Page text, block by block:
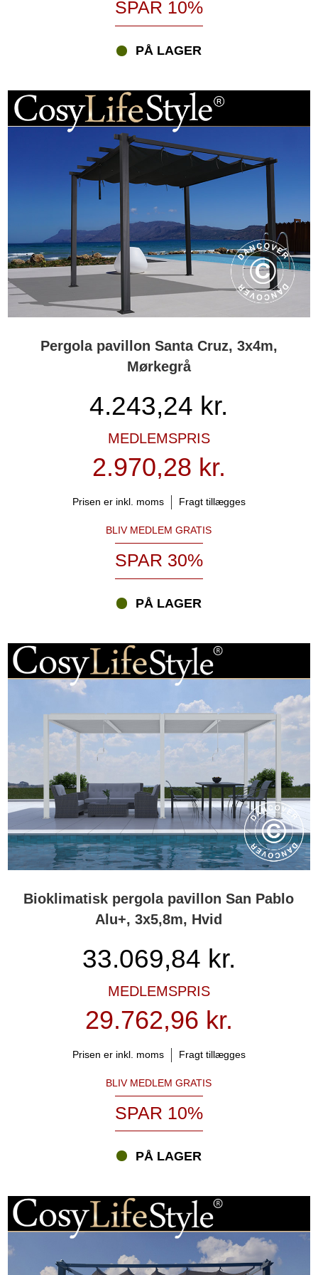
SPAR 10%
PÅ LAGER
Pergola pavillon Santa Cruz, 3x4m,
Mørkegrå
4.243,24 kr.
MEDLEMSPRIS
2.970,28 kr.
Prisen er inkl. moms Fragt tillægges
BLIV MEDLEM GRATIS
SPAR 30%
PÅ LAGER
Bioklimatisk pergola pavillon San Pablo
Alu+, 3x5,8m, Hvid
33.069,84 kr.
MEDLEMSPRIS
29.762,96 kr.
Prisen er inkl. moms Fragt tillægges
BLIV MEDLEM GRATIS
SPAR 10%
PÅ LAGER